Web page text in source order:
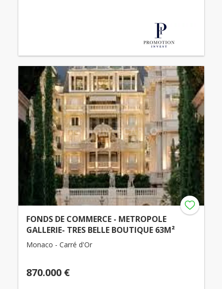
FONDS DE COMMERCE - METROPOLE
GALLERIE- TRES BELLE BOUTIQUE 63M²
Monaco - Carré d'Or
870.000 €